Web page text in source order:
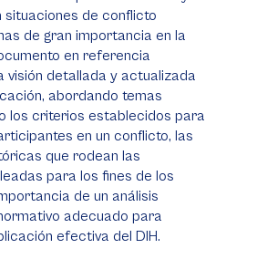
situaciones de conflicto
de gran importancia en la
en referencia
visión detallada y actualizada
abordando temas
los criterios establecidos para
en un conflicto, las
que rodean las
para los fines de los
de un análisis
adecuado para
efectiva del DIH.